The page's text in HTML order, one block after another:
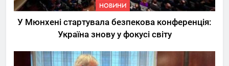
НОВИНИ
У Мюнхені стартувала безпекова конференція:
Україна знову у фокусі світу